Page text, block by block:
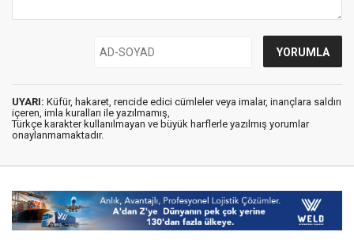
UYARI: Küfür, hakaret, rencide edici cümleler veya imalar, inançlara saldırı
içeren, imla kuralları ile yazılmamış,
Türkçe karakter kullanılmayan ve büyük harflerle yazılmış yorumlar
onaylanmamaktadır.